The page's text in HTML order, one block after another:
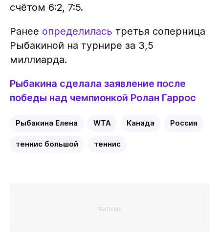
счётом 6:2, 7:5.
Ранее определилась третья соперница
Рыбакиной на турнире за 3,5
миллиарда.
Рыбакина сделала заявление после
победы над чемпионкой Ролан Гаррос
Рыбакина Елена WTA Канада Россия
теннис большой теннис
РЕКЛАМА